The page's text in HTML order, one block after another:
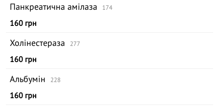
Панкреатична амілаза 174
160 грн
Холінестераза 277
160 грн
Альбумін 228
160 грн